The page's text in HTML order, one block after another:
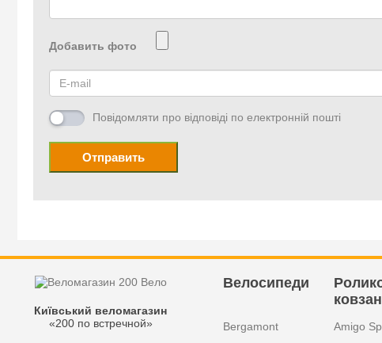
Добавить фото
Повідомляти про відповіді по електронній пошті
Отправить
Київський веломагазин
«200 по встречной»
Велосипеди
Bergamont
Amigo